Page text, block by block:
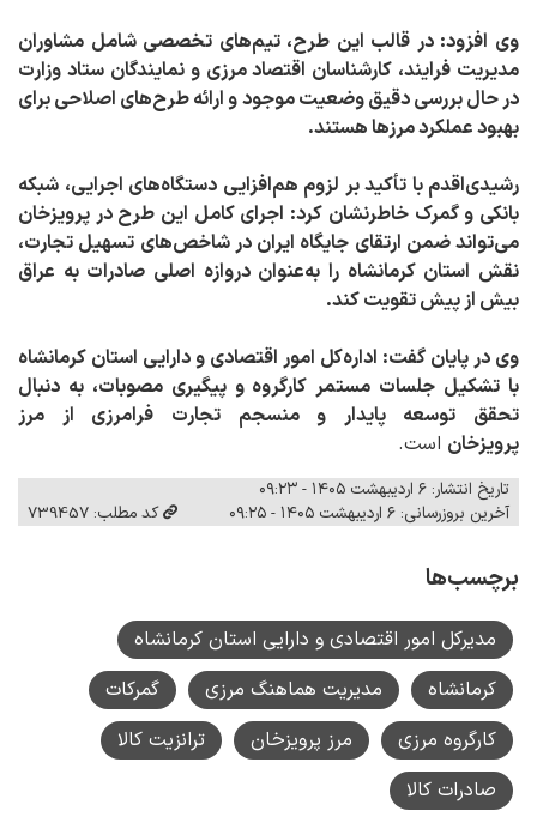
وی افزود: در قالب این طرح، تیم‌های تخصصی شامل مشاوران
مدیریت فرایند، کارشناسان اقتصاد مرزی و نمایندگان ستاد وزارت
در حال بررسی دقیق وضعیت موجود و ارائه طرح‌های اصلاحی برای
بهبود عملکرد مرزها هستند.
رشیدی‌اقدم با تأکید بر لزوم هم‌افزایی دستگاه‌های اجرایی، شبکه
بانکی و گمرک خاطرنشان کرد: اجرای کامل این طرح در پرویزخان
می‌تواند ضمن ارتقای جایگاه ایران در شاخص‌های تسهیل تجارت،
نقش استان کرمانشاه را به‌عنوان دروازه اصلی صادرات به عراق
بیش از پیش تقویت کند.
وی در پایان گفت: اداره‌کل امور اقتصادی و دارایی استان کرمانشاه
با تشکیل جلسات مستمر کارگروه و پیگیری مصوبات، به دنبال
تحقق توسعه پایدار و منسجم تجارت فرامرزی از مرز
پرویزخان است.
تاریخ انتشار: ۶ اردیبهشت ۱۴۰۵ - ۰۹:۲۳
آخرین بروزرسانی: ۶ اردیبهشت ۱۴۰۵ - ۰۹:۲۵
کد مطلب: 739457
برچسب‌ها
مدیرکل امور اقتصادی و دارایی استان کرمانشاه
کرمانشاه
مدیریت هماهنگ مرزی
گمرکات
کارگروه مرزی
مرز پرویزخان
ترانزیت کالا
صادرات کالا